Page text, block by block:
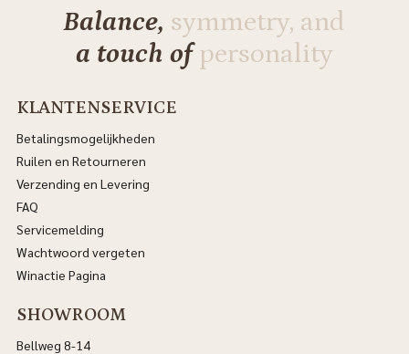
Balance, symmetry, and
a touch ofpersonality
KLANTENSERVICE
Betalingsmogelijkheden
Ruilen en Retourneren
Verzending en Levering
FAQ
Servicemelding
Wachtwoord vergeten
Winactie Pagina
SHOWROOM
Bellweg 8-14